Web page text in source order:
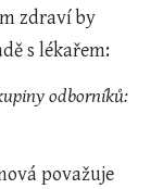
zdraví by
s lékařem:
odborníků:
považuje